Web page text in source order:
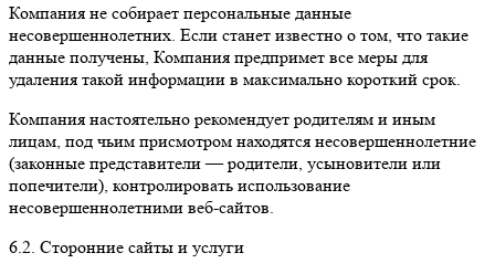
Компания не собирает персональные данные
несовершеннолетних. Если станет известно о том, что такие
данные получены, Компания предпримет все меры для
удаления такой информации в максимально короткий срок.
Компания настоятельно рекомендует родителям и иным
лицам, под чьим присмотром находятся несовершеннолетние
(законные представители — родители, усыновители или
попечители), контролировать использование
несовершеннолетними веб-сайтов.
6.2. Сторонние сайты и услуги